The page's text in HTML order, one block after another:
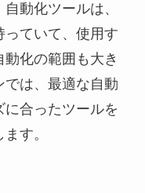
動化ツールは、
っていて、使用す
化の範囲も大き
では、最適な自動
合ったツールを
す。